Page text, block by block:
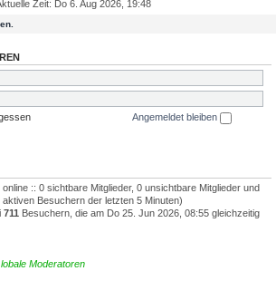
Zeit: Do 6. Aug 2026, 19:48
Angemeldet bleiben
:: 0 sichtbare Mitglieder, 0 unsichtbare Mitglieder und
Besuchern der letzten 5 Minuten)
711 Besuchern, die am Do 25. Jun 2026, 08:55 gleichzeitig
Moderatoren